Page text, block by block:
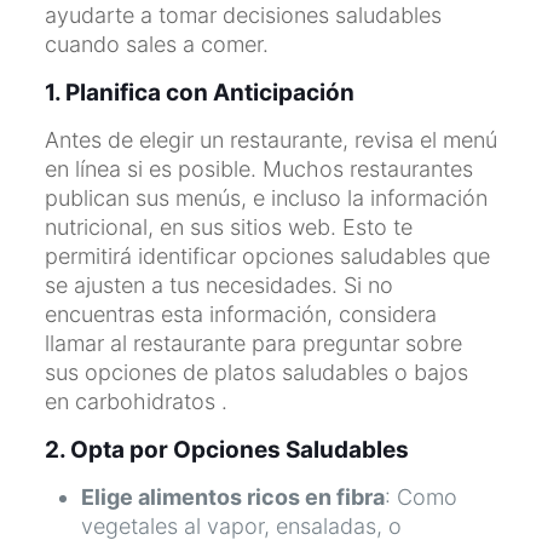
ayudarte a tomar decisiones saludables
cuando sales a comer.
1. Planifica con Anticipación
Antes de elegir un restaurante, revisa el menú
en línea si es posible. Muchos restaurantes
publican sus menús, e incluso la información
nutricional, en sus sitios web. Esto te
permitirá identificar opciones saludables que
se ajusten a tus necesidades. Si no
encuentras esta información, considera
llamar al restaurante para preguntar sobre
sus opciones de platos saludables o bajos
en carbohidratos .
2. Opta por Opciones Saludables
Elige alimentos ricos en fibra: Como
vegetales al vapor, ensaladas, o